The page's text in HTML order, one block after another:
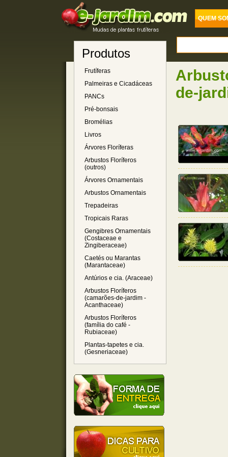
QUEM
Produtos
Frutíferas
Palmeiras e Cicadáceas
PANCs
Pré-bonsais
Bromélias
Livros
Árvores Floríferas
Arbustos Floríferos
(outros)
Árvores Ornamentais
Arbustos Ornamentais
Trepadeiras
Tropicais Raras
Gengibres Ornamentais
(Costaceae e
Zingiberaceae)
Caetés ou Marantas
(Marantaceae)
Antúrios e cia. (Araceae)
Arbustos Floríferos
(camarões-de-jardim -
Acanthaceae)
Arbustos Floríferos
(família do café -
Rubiaceae)
Plantas-tapetes e cia.
(Gesneriaceae)
de-